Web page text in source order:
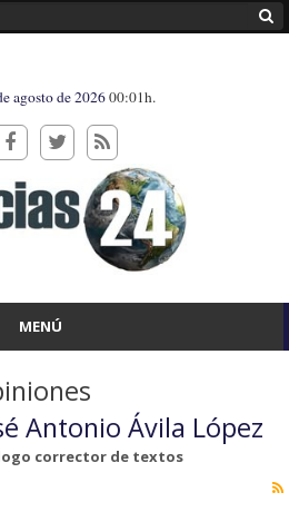
agosto de 202600:01h.
MENÚ
Antonio Ávila López
corrector de textos